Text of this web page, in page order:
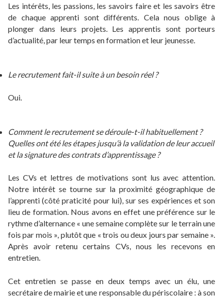
Les intérêts, les passions, les savoirs faire et les savoirs être
de chaque apprenti sont différents. Cela nous oblige à
plonger dans leurs projets. Les apprentis sont porteurs
d’actualité, par leur temps en formation et leur jeunesse.
Le recrutement fait-il suite à un besoin réel ?
Oui.
Comment le recrutement se déroule-t-il habituellement ?
Quelles ont été les étapes jusqu’à la validation de leur accueil
et la signature des contrats d’apprentissage ?
Les CVs et lettres de motivations sont lus avec attention.
Notre intérêt se tourne sur la proximité géographique de
l’apprenti (côté praticité pour lui), sur ses expériences et son
lieu de formation. Nous avons en effet une préférence sur le
rythme d’alternance « une semaine complète sur le terrain une
fois par mois », plutôt que « trois ou deux jours par semaine ».
Après avoir retenu certains CVs, nous les recevons en
entretien.
Cet entretien se passe en deux temps avec un élu, une
secrétaire de mairie et une responsable du périscolaire : à son